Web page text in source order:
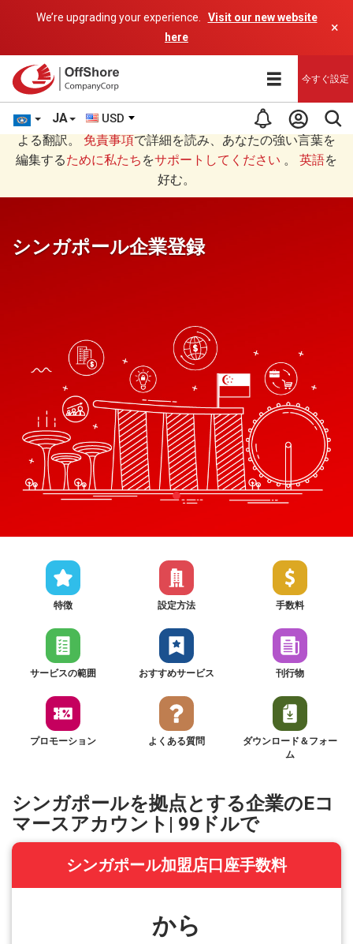
We’re upgrading your experience.
Visit our new website
here
×
JA USD
今すぐ設定
あなたは日本語 (にほんご)で読んでいますAIプログラムに
よる翻訳。 免責事項で詳細を読み、あなたの強い言葉を
編集するために私たち をサポートしてください 。 英語を
好む。
シンガポール企業登録
特徴 設定方法 手数料
サービスの範囲 おすすめサービス 刊行物
プロモーション よくある質問
ダウンロード＆フォー
ム
シンガポールを拠点とする企業のEコ
マースアカウント| 99ドルで
シンガポール加盟店口座手数料
から